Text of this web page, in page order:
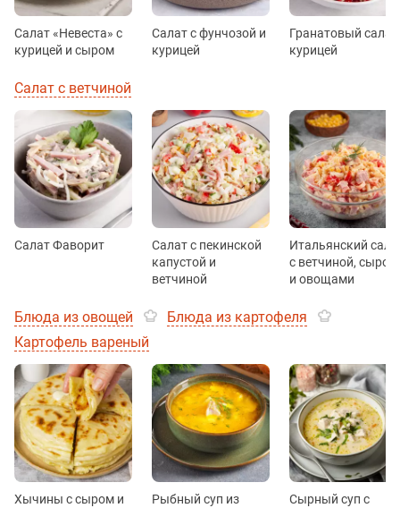
Салат «Невеста» с
курицей и сыром
Салат с фунчозой и
курицей
Гранатовый салат
курицей
Салат с ветчиной
Салат Фаворит
Салат с пекинской
капустой и
ветчиной
Итальянский
с ветчиной, сыром
и овощами
Блюда из овощей
Блюда из картофеля
Картофель вареный
Хычины с сыром и
Рыбный суп из
Сырный суп с